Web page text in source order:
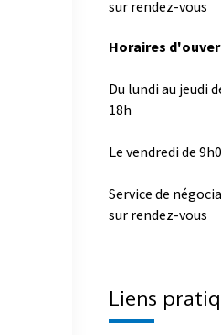
sur rendez-vous
Horaires
Du lundi au jeudi
18h
Le vendredi de
Service de
sur rendez-vous
Liens